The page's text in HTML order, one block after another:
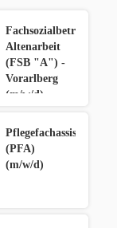
Fachsozialbetreuer:in
Altenarbeit
(FSB "A") -
Vorarlberg
(m/w/d)
Pflegefachassistent:in
(PFA)
(m/w/d)